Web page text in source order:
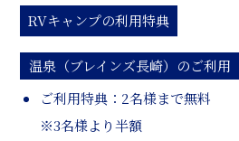
RVキャンプの利用特典
温泉（ブレインズ長崎）のご利用
ご利用特典：2名様まで無料
※3名様より半額